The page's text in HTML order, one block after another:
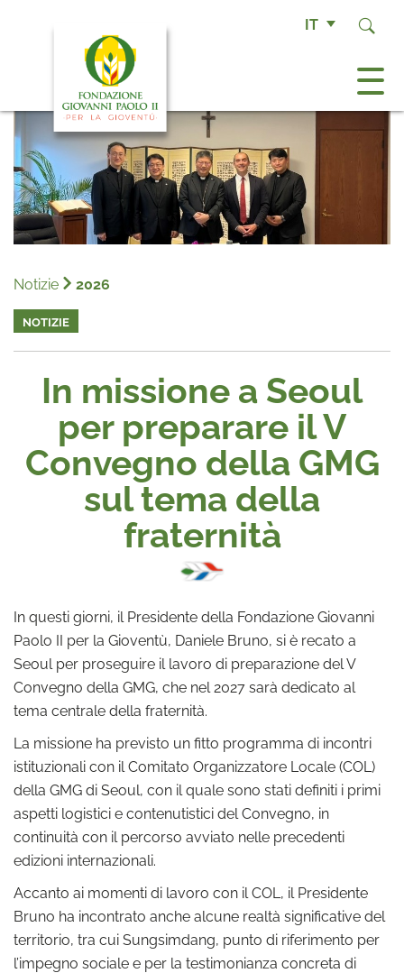
IT
Notizie 2026
NOTIZIE
In missione a Seoul
per preparare il V
Convegno della GMG
sul tema della
fraternità
In questi giorni, il Presidente della Fondazione Giovanni
Paolo II per la Gioventù, Daniele Bruno, si è recato a
Seoul per proseguire il lavoro di preparazione del V
Convegno della GMG, che nel 2027 sarà dedicato al
tema centrale della fraternità.
La missione ha previsto un fitto programma di incontri
istituzionali con il Comitato Organizzatore Locale (COL)
della GMG di Seoul, con il quale sono stati definiti i primi
aspetti logistici e contenutistici del Convegno, in
continuità con il percorso avviato nelle precedenti
edizioni internazionali.
Accanto ai momenti di lavoro con il COL, il Presidente
Bruno ha incontrato anche alcune realtà significative del
territorio, tra cui Sungsimdang, punto di riferimento per
l’impegno sociale e per la testimonianza concreta di